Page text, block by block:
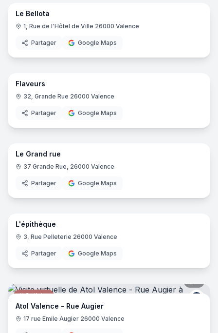
Restaurant
Le Bellota
1, Rue de l'Hôtel de Ville 26000 Valence
Partager Google Maps
Restaurant
7
Flaveurs
32, Grande Rue 26000 Valence
Partager Google Maps
Restaurant
10
Le Grand rue
37 Grande Rue, 26000 Valence
Partager Google Maps
Restaurant
9
L'épithèque
3, Rue Pelleterie 26000 Valence
Partager Google Maps
Opticien Atol
Atol Valence - Rue Augier
17 rue Emile Augier 26000 Valence